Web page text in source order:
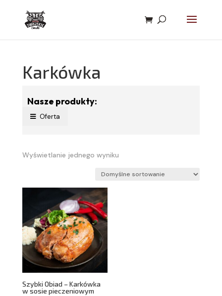
Karkówka
Nasze produkty:
Oferta
Wyświetlanie jednego wyniku
Szybki Obiad – Karkówka
w sosie pieczeniowym